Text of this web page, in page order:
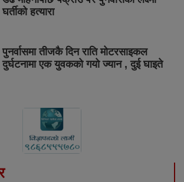
घर्तीको हत्यारा
पुनर्वासमा तीजकै दिन राति मोटरसाइकल
दुर्घटनामा एक युवकको गयो ज्यान , दुई घाइते